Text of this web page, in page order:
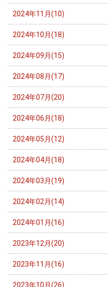
2024年11月(10)
2024年10月(18)
2024年09月(15)
2024年08月(17)
2024年07月(20)
2024年06月(18)
2024年05月(12)
2024年04月(18)
2024年03月(19)
2024年02月(14)
2024年01月(16)
2023年12月(20)
2023年11月(16)
2023年10月(26)